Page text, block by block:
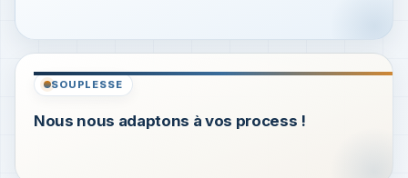
SOUPLESSE
Nous nous adaptons à vos process !